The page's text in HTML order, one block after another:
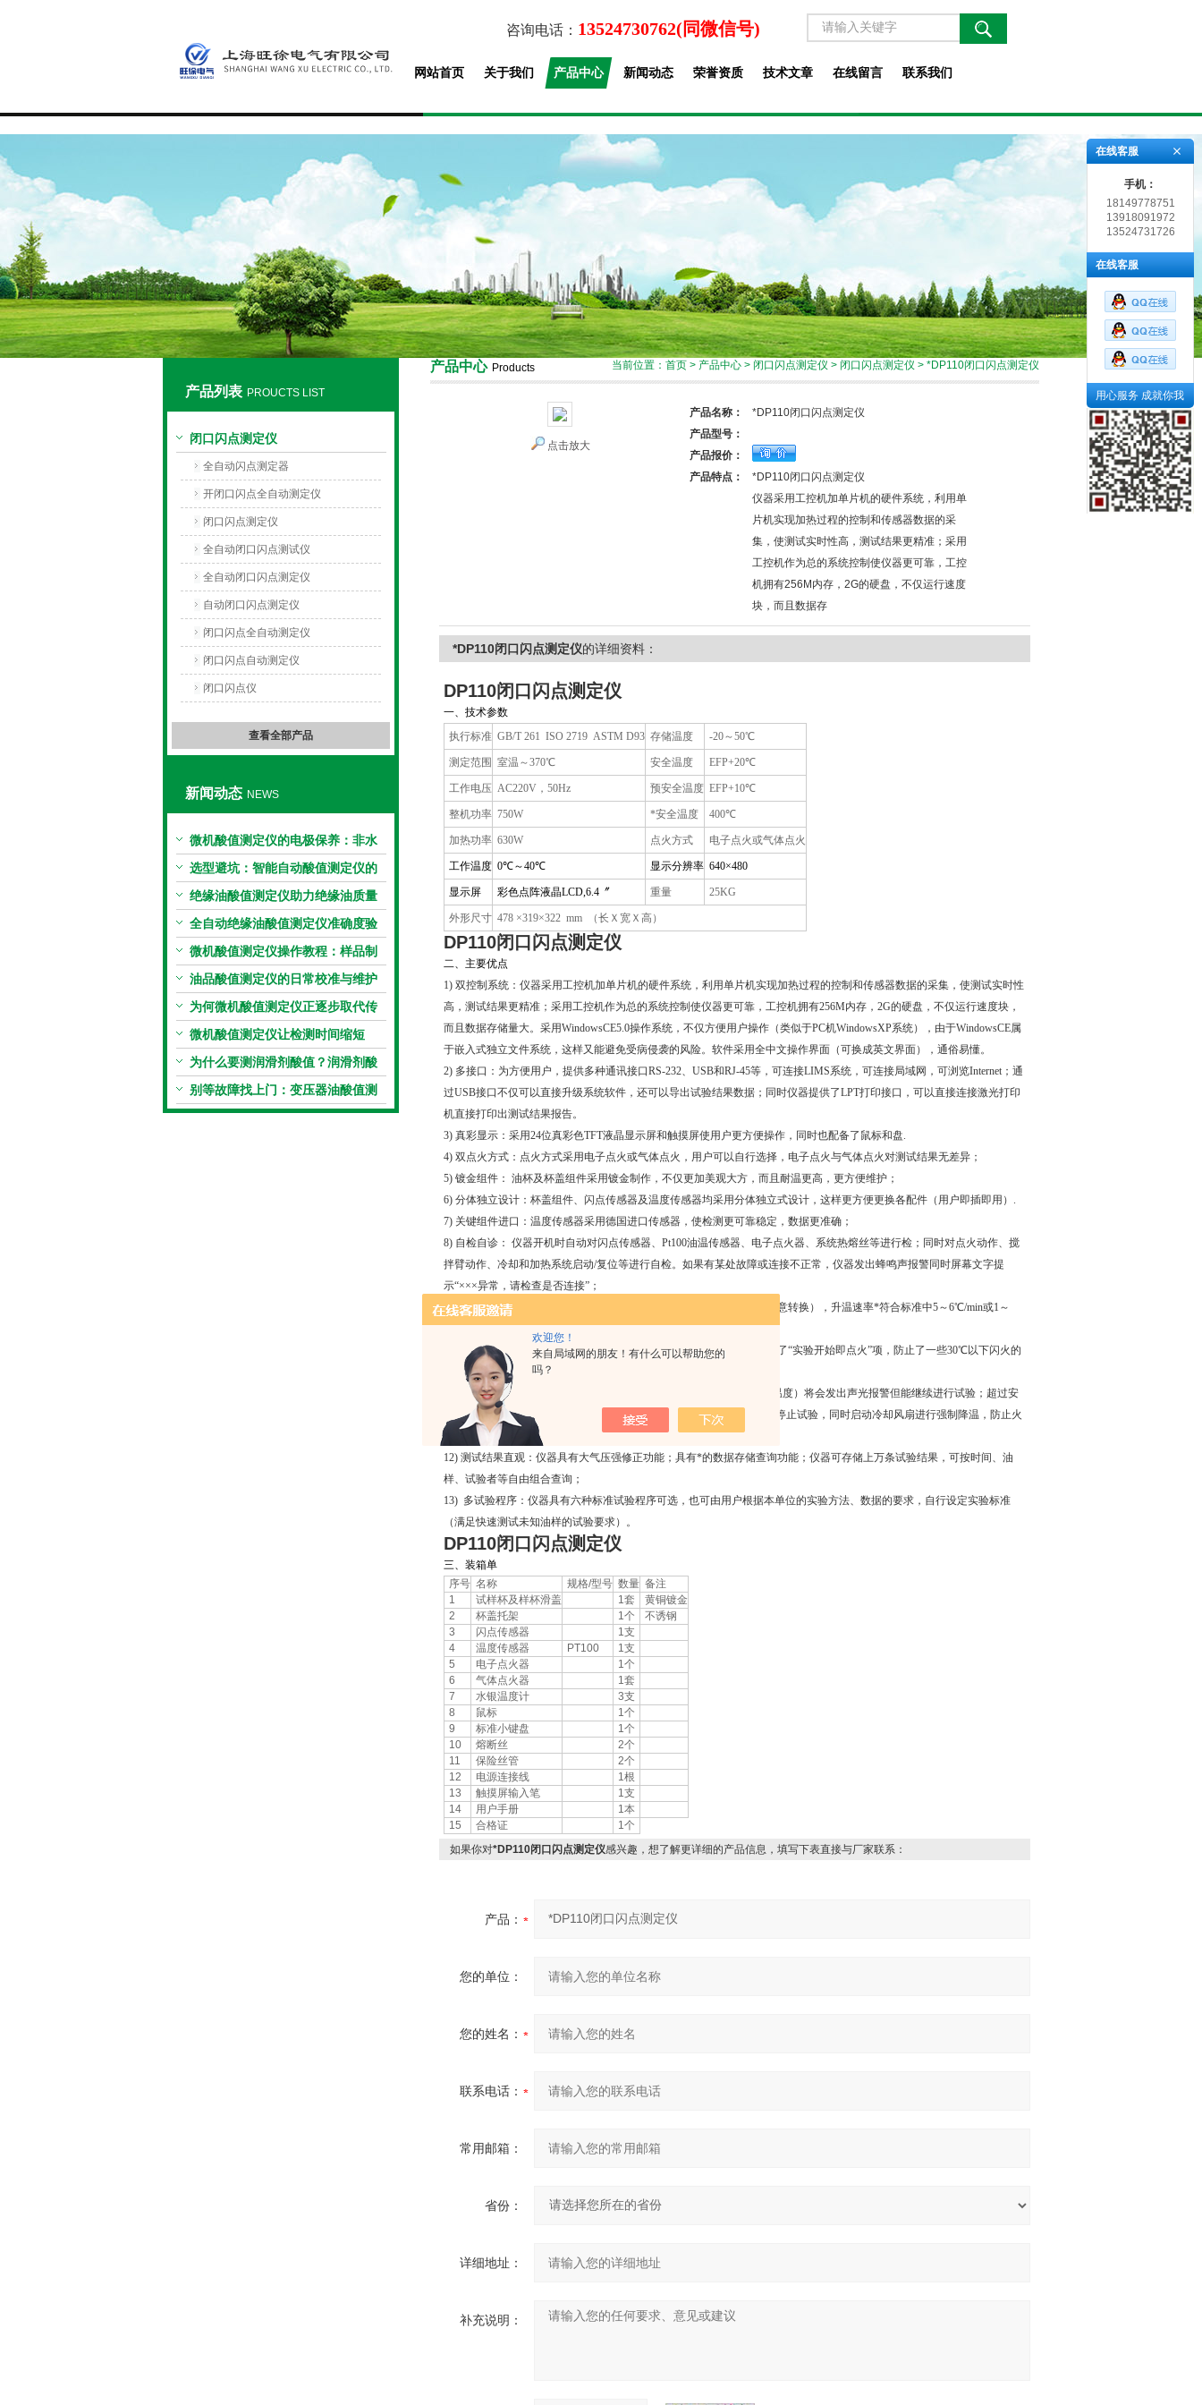
欢迎您！
来自局域网的朋友！有什么可以帮助您的
吗？
上海旺徐电气有限公司
咨询电话： 13524730762(同微信号)
网站首页 关于我们 产品中心 新闻动态 荣誉资质 技术文章 在线留言 联系我们
产品列表 PROUCTS LIST
闭口闪点测定仪
全自动闪点测定器
开闭口闪点全自动测定仪
闭口闪点测定仪
全自动闭口闪点测试仪
全自动闭口闪点测定仪
自动闭口闪点测定仪
闭口闪点全自动测定仪
闭口闪点自动测定仪
闭口闪点仪
查看全部产品
新闻动态 NEWS
微机酸值测定仪的电极保养：非水
电极的清洗与活化方法
选型避坑：智能自动酸值测定仪的
加热功率与萃取时间关系
绝缘油酸值测定仪助力绝缘油质量
把控，降低设备故障
全自动绝缘油酸值测定仪准确度验
证：标准物质标定步骤
微机酸值测定仪操作教程：样品制
备、参数设置与结果解读
油品酸值测定仪的日常校准与维护
流程
为何微机酸值测定仪正逐步取代传
统手动滴定法？
微机酸值测定仪让检测时间缩短
50%
为什么要测润滑剂酸值？润滑剂酸
值测定法告诉你答案
别等故障找上门：变压器油酸值测
试仪的预警功能
产品中心 Products 当前位置： 首页 > 产品中心 > 闭口闪点测定仪 > 闭口闪点测定仪 > *DP110闭口闪点测定仪
点击放大
产品名称：
*DP110闭口闪点测定仪
产品型号：
产品报价：
产品特点：
*DP110闭口闪点测定仪
仪器采用工控机加单片机的硬件系统，利用单
片机实现加热过程的控制和传感器数据的采
集，使测试实时性高，测试结果更精准；采用
工控机作为总的系统控制使仪器更可靠，工控
机拥有256M内存，2G的硬盘，不仅运行速度
块，而且数据存
*DP110闭口闪点测定仪的详细资料：
DP110闭口闪点测定仪
一、技术参数
执行标准 GB/T 261 ISO 2719 ASTM D93 存储温度 -20～50℃
测定范围 室温～370℃ 安全温度 EFP+20℃
工作电压 AC220V，50Hz 预安全温度 EFP+10℃
整机功率 750W *安全温度 400℃
加热功率 630W 点火方式 电子点火或气体点火
工作温度 0℃～40℃ 显示分辨率 640×480
显示屏 彩色点阵液晶LCD,6.4〞 重量 25KG
外形尺寸 478 ×319×322 mm （长Ｘ宽Ｘ高）
DP110闭口闪点测定仪
二、主要优点
1) 双控制系统：仪器采用工控机加单片机的硬件系统，利用单片机实现加热过程的控制和传感器数据的采集，使测试实时性
高，测试结果更精准；采用工控机作为总的系统控制使仪器更可靠，工控机拥有256M内存，2G的硬盘，不仅运行速度块，
而且数据存储量大。采用WindowsCE5.0操作系统，不仅方便用户操作（类似于PC机WindowsXP系统），由于WindowsCE属
于嵌入式独立文件系统，这样又能避免受病侵袭的风险。软件采用全中文操作界面（可换成英文界面），通俗易懂。
2) 多接口：为方便用户，提供多种通讯接口RS-232、USB和RJ-45等，可连接LIMS系统，可连接局域网，可浏览Internet；通
过USB接口不仅可以直接升级系统软件，还可以导出试验结果数据；同时仪器提供了LPT打印接口，可以直接连接激光打印
机直接打印出测试结果报告。
3) 真彩显示：采用24位真彩色TFT液晶显示屏和触摸屏使用户更方便操作，同时也配备了鼠标和盘.
4) 双点火方式：点火方式采用电子点火或气体点火，用户可以自行选择，电子点火与气体点火对测试结果无差异；
5) 镀金组件： 油杯及杯盖组件采用镀金制作，不仅更加美观大方，而且耐温更高，更方便维护；
6) 分体独立设计：杯盖组件、闪点传感器及温度传感器均采用分体独立式设计，这样更方便更换各配件（用户即插即用）.
7) 关键组件进口：温度传感器采用德国进口传感器，使检测更可靠稳定，数据更准确；
8) 自检自诊： 仪器开机时自动对闪点传感器、Pt100油温传感器、电子点火器、系统热熔丝等进行检；同时对点火动作、搅
拌臂动作、冷却和加热系统启动/复位等进行自检。如果有某处故障或连接不正常，仪器发出蜂鸣声报警同时屏幕文字提
示“×××异常，请检查是否连接”；
9) 测试过程直观：仪器可显示每分钟升温速率（数字及图表曲线形式任意转换），升温速率*符合标准中5～6℃/min或1～
1.6℃/min的要求；
10) 点火试闪：仪器对点火次数，*点火温度都有数字式记录。并且增加了“实验开始即点火”项，防止了一些30℃以下闪火的
油样在实验中将预闪点设定高了所带来的危险。
11) 过热保护：仪器具备过热保护功能。如超过预安全温度（安全报警温度）将会发出声光报警但能继续进行试验；超过安
全温度（试验停止温度）或*安全温度（400℃）时将会发出声光报警并停止试验，同时启动冷却风扇进行强制降温，防止火
灾等意外情况发生；
12) 测试结果直观：仪器具有大气压强修正功能；具有*的数据存储查询功能；仪器可存储上万条试验结果，可按时间、油
样、试验者等自由组合查询；
13) 多试验程序：仪器具有六种标准试验程序可选，也可由用户根据本单位的实验方法、数据的要求，自行设定实验标准
（满足快速测试未知油样的试验要求）。
DP110闭口闪点测定仪
三、装箱单
序号 名称 规格/型号 数量 备注
1
试样杯及样杯滑盖 1套
黄铜镀金
2
杯盖托架 1个
不诱钢
3
闪点传感器
1支
4
温度传感器 PT100
1支
5
电子点火器
1个
6
气体点火器
1套
7
水银温度计
3支
8
鼠标
1个
9
标准小键盘
1个
10
熔断丝
2个
11
保险丝管
2个
12
电源连接线
1根
13
触摸屏输入笔
1支
14
用户手册
1本
15
合格证
1个
如果你对*DP110闭口闪点测定仪感兴趣，想了解更详细的产品信息，填写下表直接与厂家联系：
产品：
您的单位：
您的姓名：
联系电话：
常用邮箱：
省份：
详细地址：
补充说明：
在线客服
手机：
18149778751
13918091972
13524731726
在线客服
用心服务 成就你我